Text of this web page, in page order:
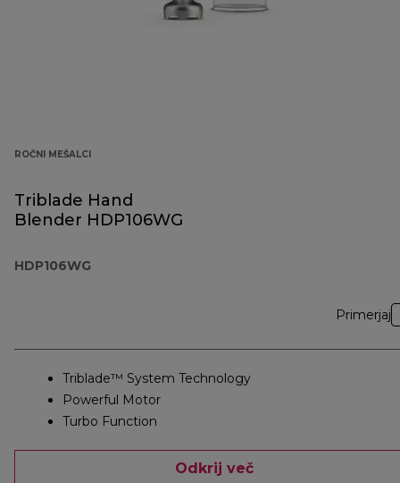
ROČNI MEŠALCI
Triblade Hand
Blender HDP106WG
HDP106WG
Primerjaj
Triblade™ System Technology
Powerful Motor
Turbo Function
Odkrij več